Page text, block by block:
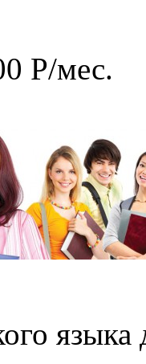
Р/мес.
языка